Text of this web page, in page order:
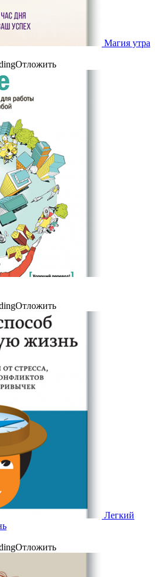
Магия утра
Отложить
Отложить
Легкий
Отложить